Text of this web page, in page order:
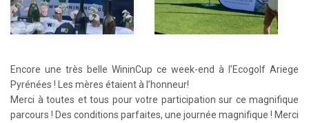
Encore une très belle WininCup ce week-end à l’Ecogolf Ariege
Pyrénées ! Les mères étaient à l’honneur!
Merci à toutes et tous pour votre participation sur ce magnifique
parcours ! Des conditions parfaites, une journée magnifique ! Merci